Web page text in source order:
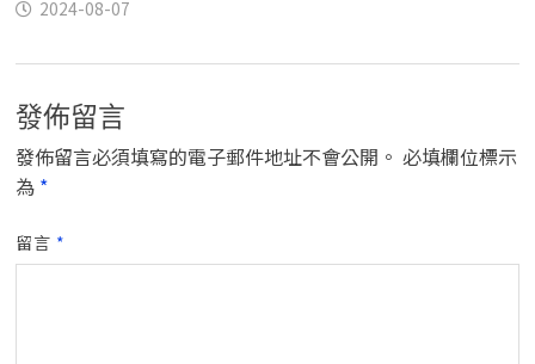
2024-08-07
發佈留言
發佈留言必須填寫的電子郵件地址不會公開。 必填欄位標示
為 *
留言 *